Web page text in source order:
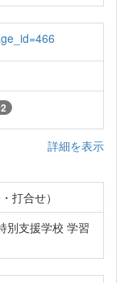
詳細を表示
打合せ）
別支援学校 学習